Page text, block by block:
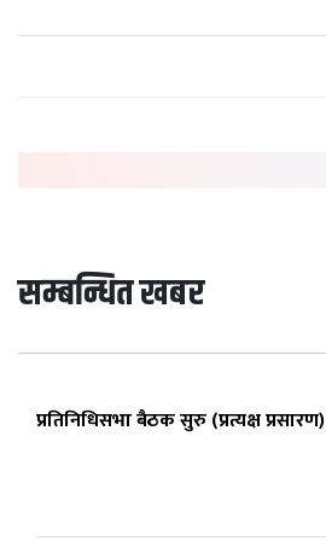
सम्बन्धित खबर
प्रतिनिधिसभा बैठक सुरु (प्रत्यक्ष प्रसारण)